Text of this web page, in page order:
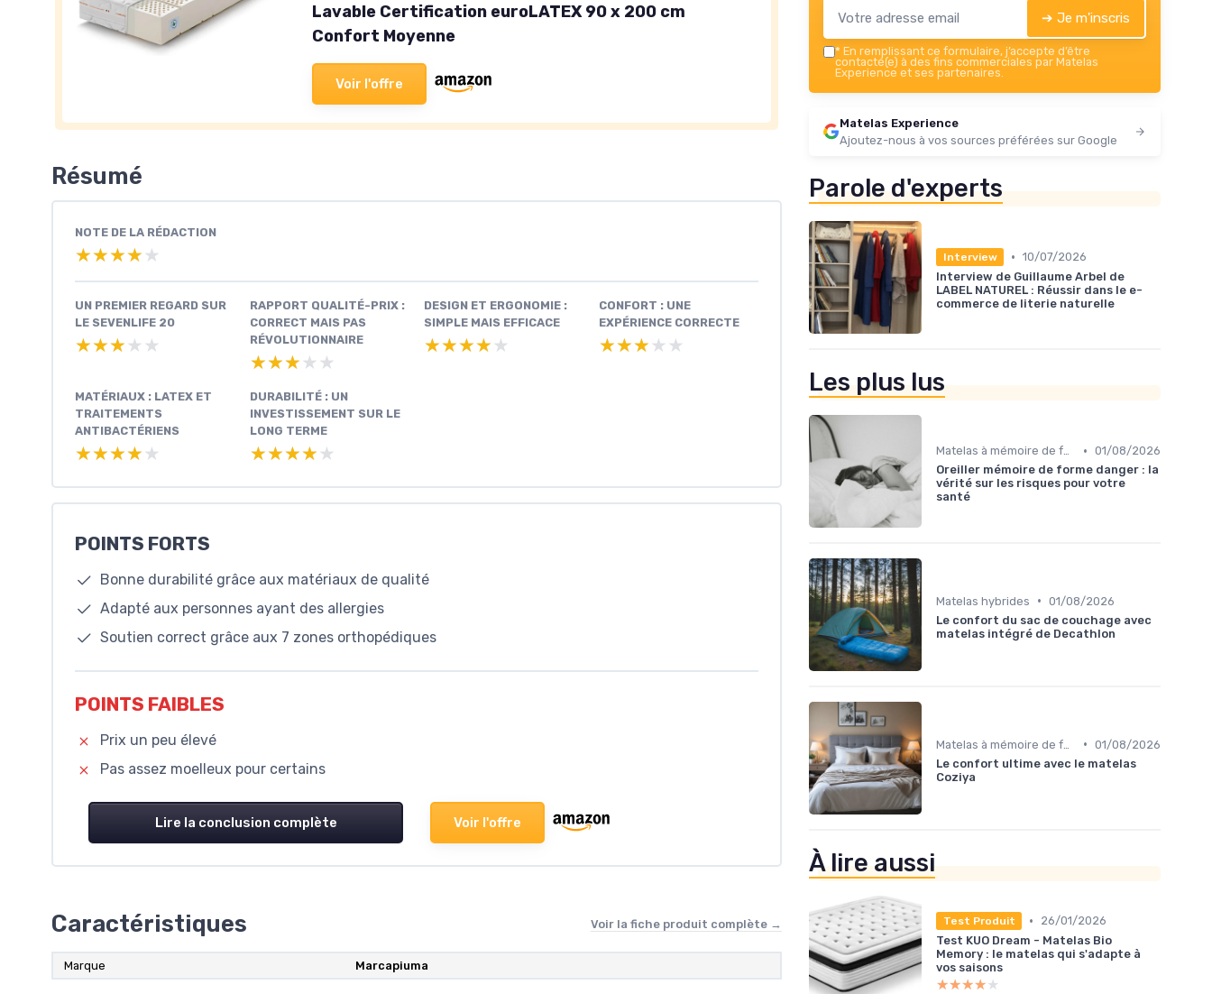
Lavable Certification euroLATEX 90 x 200 cm
Confort Moyenne
Voir l'offre
Résumé
NOTE DE LA RÉDACTION
★★★★★
★★★★★
UN PREMIER REGARD SUR
LE SEVENLIFE 20
★★★★★
★★★★★
RAPPORT QUALITÉ-PRIX :
CORRECT MAIS PAS
RÉVOLUTIONNAIRE
★★★★★
★★★★★
DESIGN ET ERGONOMIE :
SIMPLE MAIS EFFICACE
★★★★★
★★★★★
CONFORT : UNE
EXPÉRIENCE CORRECTE
★★★★★
★★★★★
MATÉRIAUX : LATEX ET
TRAITEMENTS
ANTIBACTÉRIENS
★★★★★
★★★★★
DURABILITÉ : UN
INVESTISSEMENT SUR LE
LONG TERME
★★★★★
★★★★★
POINTS FORTS
Bonne durabilité grâce aux matériaux de qualité
Adapté aux personnes ayant des allergies
Soutien correct grâce aux 7 zones orthopédiques
POINTS FAIBLES
Prix un peu élevé
Pas assez moelleux pour certains
Lire la conclusion complète Voir l'offre
Caractéristiques Voir la fiche produit complète →
Marque Marcapiuma
➔ Je m'inscris
* En remplissant ce formulaire, j’accepte d’être
contacté(e) à des fins commerciales par Matelas
Experience et ses partenaires.
Matelas Experience
Ajoutez-nous à vos sources préférées sur Google
Parole d'experts
Interview • 10/07/2026
Interview de Guillaume Arbel de
LABEL NATUREL : Réussir dans le e-
commerce de literie naturelle
Les plus lus
Matelas à mémoire de forme • 01/08/2026
Oreiller mémoire de forme danger : la
vérité sur les risques pour votre
santé
Matelas hybrides • 01/08/2026
Le confort du sac de couchage avec
matelas intégré de Decathlon
• 01/08/2026
Le confort ultime avec le matelas
Coziya
À lire aussi
Test Produit •
26/01/2026
Test KUO Dream - Matelas Bio
Memory : le matelas qui s'adapte à
vos saisons
★★★★★
★★★★★